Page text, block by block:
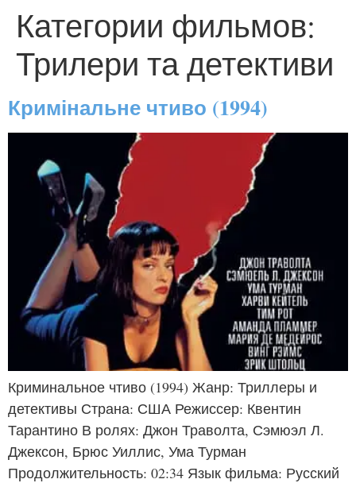
Категории фильмов:
Трилери та детективи
Кримінальне чтиво (1994)
Криминальное чтиво (1994) Жанр: Триллеры и
детективы Страна: США Режиссер: Квентин
Тарантино В ролях: Джон Траволта, Сэмюэл Л.
Джексон, Брюс Уиллис, Ума Турман
Продолжительность: 02:34 Язык фильма: Русский